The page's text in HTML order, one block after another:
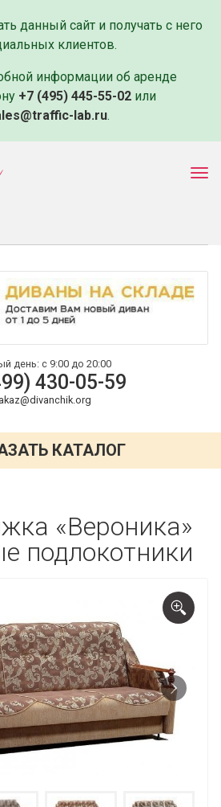
данный сайт и получать с него
клиентов.
информации об аренде
+7 (495) 445-55-02 или
lab.ru.
и доставка
Контакты
день: с 9:00 до 20:00
430-05-59
КАТАЛОГ
«Вероника»
подлокотники